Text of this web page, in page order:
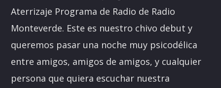
Aterrizaje Programa de Radio de Radio
Monteverde. Este es nuestro chivo debut y
queremos pasar una noche muy psicodélica
entre amigos, amigos de amigos, y cualquier
persona que quiera escuchar nuestra